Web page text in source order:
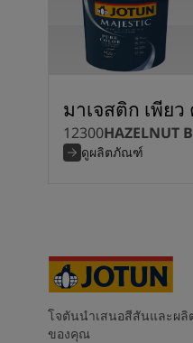
มาเจสติก เพียว
12300HAZELNUT
ดูผลิตภัณฑ์
โจตันนำเสนอสีสันและผ
ของคุณ